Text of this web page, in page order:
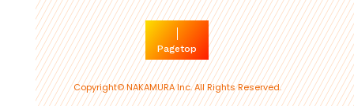
Pagetop
Copyright© NAKAMURA Inc. All Rights Reserved.